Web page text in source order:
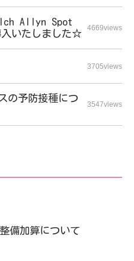
Allyn Spot
いたしました☆
4669views
3705views
の予防接種につ
3547views
備加算について